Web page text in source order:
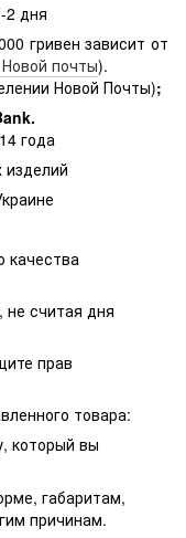
2 дня
гривен зависит от
почты).
Новой Почты);
.
года
качества
не считая дня
прав
товара:
который вы
габаритам,
причинам.